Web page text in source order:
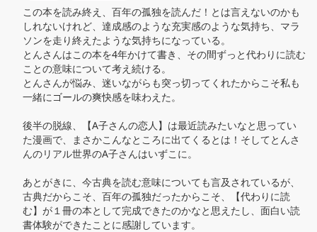
この本を読み終え、百年の孤独を読んだ！とは言えないのかも
しれないけれど、達成感のような充実感のような気持ち、マラ
ソンを走り終えたような気持ちになっている。
とんさんはこの本を4年かけて書き、その間ずっと代わりに読む
ことの意味について考え続ける。
とんさんが悩み、迷いながらも突っ切ってくれたからこそ私も
一緒にゴールの爽快感を味わえた。
後半の脱線、【A子さんの恋人】は最近読みたいなと思ってい
た漫画で、まさかこんなところに出てくるとは！そしてとんさ
んのリアル世界のA子さんはいずこに。
あとがきに、今古典を読む意味についても言及されているが、
古典だからこそ、百年の孤独だったからこそ、【代わりに読
む】が１冊の本として完成できたのかなと思えたし、面白い読
書体験ができたことに感謝しています。